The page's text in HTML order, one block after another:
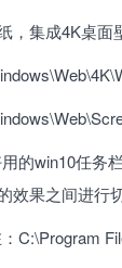
，集成4K桌面
的win10任务
效果之间进行
C:\Program